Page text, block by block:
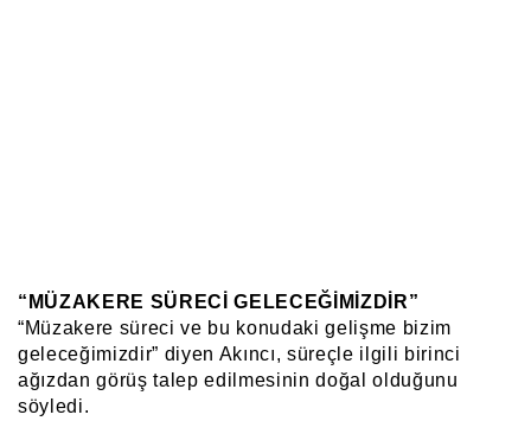
“MÜZAKERE SÜRECİ GELECEĞİMİZDİR”
“Müzakere süreci ve bu konudaki gelişme bizim
geleceğimizdir” diyen Akıncı, süreçle ilgili birinci
ağızdan görüş talep edilmesinin doğal olduğunu
söyledi.